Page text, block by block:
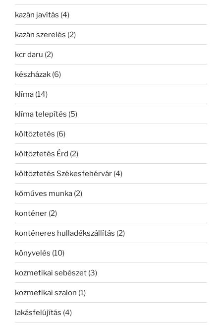
kazán javítás (4)
kazán szerelés (2)
kcr daru (2)
készházak (6)
klíma (14)
klíma telepítés (5)
költöztetés (6)
költöztetés Érd (2)
költöztetés Székesfehérvár (4)
kőműves munka (2)
konténer (2)
konténeres hulladékszállítás (2)
könyvelés (10)
kozmetikai sebészet (3)
kozmetikai szalon (1)
lakásfelújítás (4)